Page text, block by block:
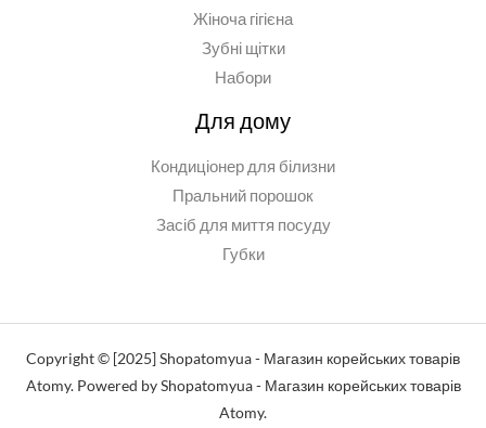
Жіноча гігієна
Зубні щітки
Набори
Для дому
Кондиціонер для білизни
Пральний порошок
Засіб для миття посуду
Губки
Copyright © [2025] Shopatomyua - Магазин корейських товарів
Atomy. Powered by Shopatomyua - Магазин корейських товарів
Atomy.